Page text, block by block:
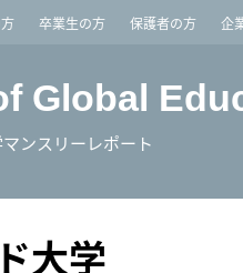
卒業生の方 保護者の方 企
Global
ンスリーレポート
大学